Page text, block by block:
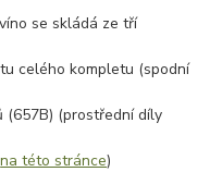
se skládá ze tří
celého kompletu (spodní
(657B) (prostřední díly
na této stránce)